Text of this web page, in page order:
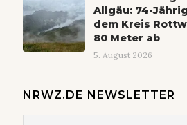
Allgäu: 74-
dem Kreis
80 Meter ab
5. August 2026
NRWZ.DE NEWSLETTER